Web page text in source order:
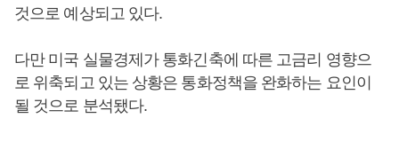
것으로 예상되고 있다.
다만 미국 실물경제가 통화긴축에 따른 고금리 영향으
로 위축되고 있는 상황은 통화정책을 완화하는 요인이
될 것으로 분석됐다.